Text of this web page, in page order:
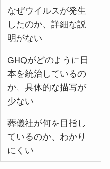
なぜウイルスが発生
したのか、詳細な説
明がない
GHQがどのように日
本を統治しているの
か、具体的な描写が
少ない
葬儀社が何を目指し
ているのか、わかり
にくい